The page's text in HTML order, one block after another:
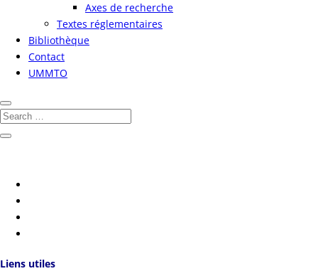
Axes de recherche
Textes réglementaires
Bibliothèque
Contact
UMMTO
Liens utiles